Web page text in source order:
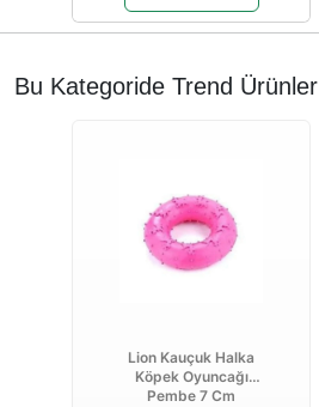
Bu Kategoride Trend Ürünler
Lion Kauçuk Halka
Köpek Oyuncağı
Pembe 7 Cm